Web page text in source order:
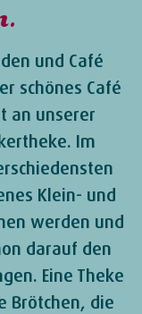
und Café
schönes Café
an unserer
Im
Klein- und
werden und
darauf den
Eine Theke
Brötchen, die